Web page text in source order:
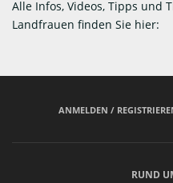
Alle Infos, Videos, Tipps und
Landfrauen finden Sie hier:
ANMELDEN /
RUND